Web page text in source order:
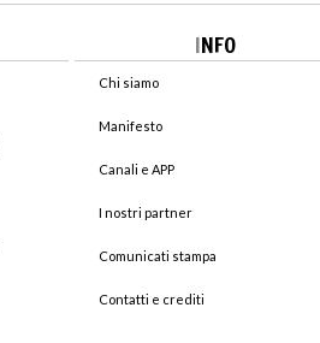
INFO
Chi siamo
Manifesto
Canali e APP
I nostri partner
Comunicati stampa
Contatti e crediti